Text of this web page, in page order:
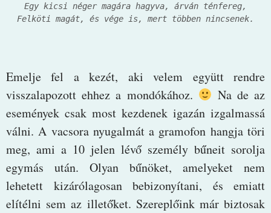
Egy kicsi néger magára hagyva, árván ténfereg,
Felköti magát, és vége is, mert többen nincsenek.
Emelje fel a kezét, aki velem együtt rendre
visszalapozott ehhez a mondókához.
Na de az
események csak most kezdenek igazán izgalmassá
válni. A vacsora nyugalmát a gramofon hangja töri
meg, ami a 10 jelen lévő személy bűneit sorolja
egymás után. Olyan bűnöket, amelyeket nem
lehetett kizárólagosan bebizonyítani, és emiatt
elítélni sem az illetőket. Szereplőink már biztosak